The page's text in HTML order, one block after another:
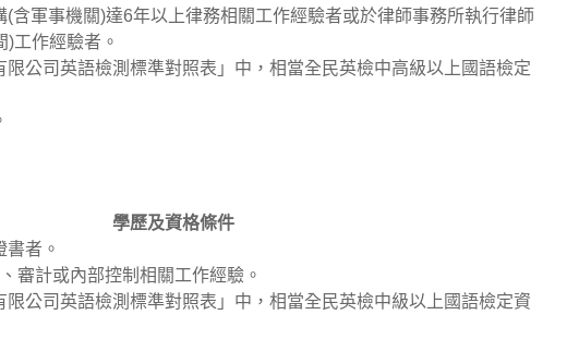
(含軍事機關)達6年以上律務相關工作經驗者或於律師事務所執行律師
)工作經驗者。
公司英語檢測標準對照表」中，相當全民英檢中高級以上國語檢定
學歷及資格條件
者。
審計或內部控制相關工作經驗。
公司英語檢測標準對照表」中，相當全民英檢中級以上國語檢定資